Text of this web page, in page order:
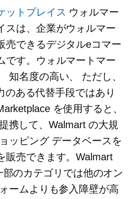
ットプレイス ウォルマー
スは、企業がウォルマー
売できるデジタルeコマー
です。ウォルマートマー
知名度の高い、
ただし、
のある代替手段ではあり
を使用すると、
携して、Walmart の大規
ッピング データベースを
販売できます。Walmart
のカテゴリでは他のオン
ームよりも参入障壁が高